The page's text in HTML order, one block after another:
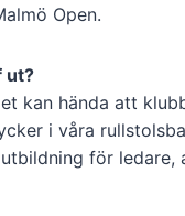
Open.
ut?
kan hända att
i våra
för ledare,